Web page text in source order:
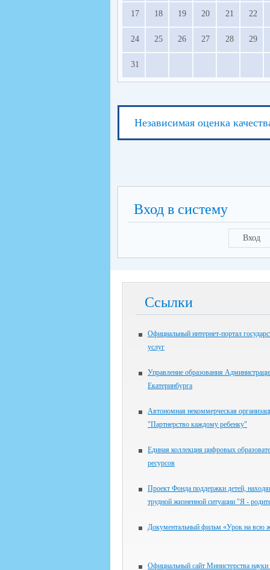
17 18 19 20 21 22
24 25 26 27 28 29
31
Независимая оценка
Вход в систему
Вход
Ссылки
Официальный интернет-портал
услуг
Управление образования
Екатеринбурга
Автономная некоммерческая
"Партнерство каждому ребенку"
Единая коллекция цифровых
ресурсов
Проект Фонда поддержки детей,
трудной жизненной ситуации "Я -
Документальный фильм «Урок на всю
Официальный сайт Министерства